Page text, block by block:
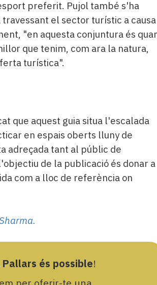
preferit. Pujol també s'ha
el sector turístic a causa
"en aquesta conjuntura és
que tenim, com ara la natura,
turística".
que aquest guia situa l'escalada
en espais oberts lluny de
adreçada tant al públic de
de la publicació és donar a
com a lloc de referència on
és possible!